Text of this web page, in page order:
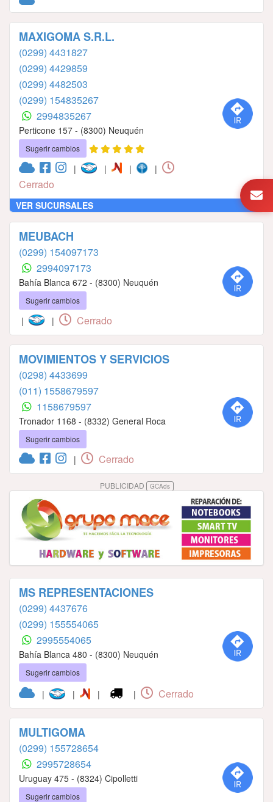
MAXIGOMA S.R.L.
(0299) 4431827
(0299) 4429859
(0299) 4482503
(0299) 154835267
2994835267
Perticone 157 - (8300) Neuquén
Sugerir cambios
| | | |
Cerrado
VER SUCURSALES
MEUBACH
(0299) 154097173
2994097173
Bahía Blanca 672 - (8300) Neuquén
Sugerir cambios
| | Cerrado
MOVIMIENTOS Y SERVICIOS
(0298) 4433699
(011) 1558679597
1158679597
Tronador 1168 - (8332) General Roca
Sugerir cambios
| Cerrado
PUBLICIDAD GCAds
MS REPRESENTACIONES
(0299) 4437676
(0299) 155554065
2995554065
Bahía Blanca 480 - (8300) Neuquén
Sugerir cambios
| | | | Cerrado
MULTIGOMA
(0299) 155728654
2995728654
Uruguay 475 - (8324) Cipolletti
Sugerir cambios